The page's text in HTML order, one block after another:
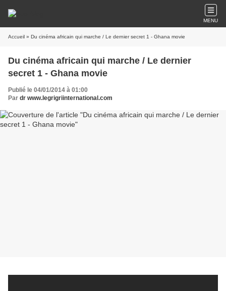
MENU
Accueil » Du cinéma africain qui marche / Le dernier secret 1 - Ghana movie
Du cinéma africain qui marche / Le dernier
secret 1 - Ghana movie
Publié le 04/01/2014 à 01:00
Par dr www.legrigriinternational.com